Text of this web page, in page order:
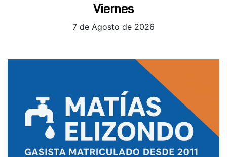
Viernes
7 de Agosto de 2026